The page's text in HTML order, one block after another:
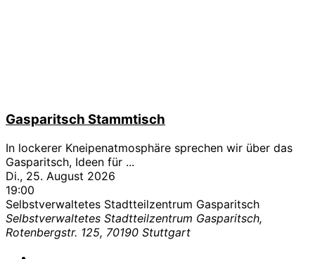
Gasparitsch Stammtisch
In lockerer Kneipenatmosphäre sprechen wir über das
Gasparitsch, Ideen für ...
Di., 25. August 2026
19:00
Selbstverwaltetes Stadtteilzentrum Gasparitsch
Selbstverwaltetes Stadtteilzentrum Gasparitsch,
Rotenbergstr. 125, 70190 Stuttgart